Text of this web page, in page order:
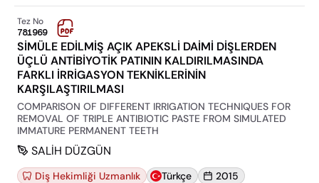
Tez No
781969
SİMÜLE EDİLMİŞ AÇIK APEKSLİ DAİMİ DİŞLERDEN
ÜÇLÜ ANTİBİYOTİK PATININ KALDIRILMASINDA
FARKLI İRRİGASYON TEKNİKLERİNİN
KARŞILAŞTIRILMASI
COMPARISON OF DIFFERENT IRRIGATION TECHNIQUES FOR
REMOVAL OF TRIPLE ANTIBIOTIC PASTE FROM SIMULATED
IMMATURE PERMANENT TEETH
SALİH DÜZGÜN
Diş Hekimliği Uzmanlık Türkçe
2015